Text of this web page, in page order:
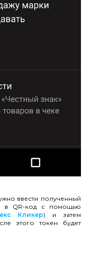
ввести полученный
в QR-код с помощью
Кликер) и затем
этого токен будет